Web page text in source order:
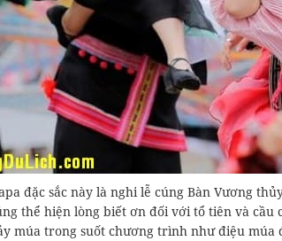
đặc sắc này là nghi lễ cúng Bàn Vương
thể hiện lòng biết ơn đối với tổ tiên và cầu
múa trong suốt chương trình như điệu múa